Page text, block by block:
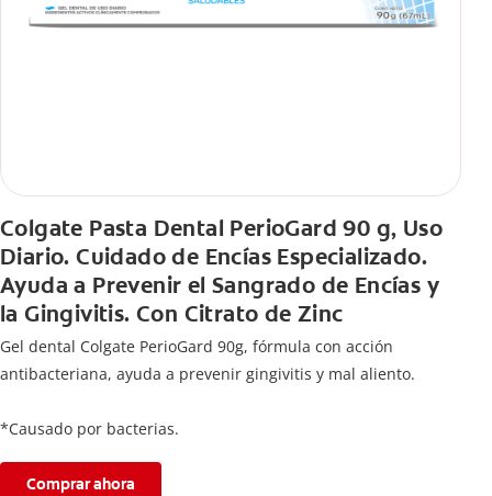
Colgate Pasta Dental PerioGard 90 g, Uso
Diario. Cuidado de Encías Especializado.
Ayuda a Prevenir el Sangrado de Encías y
la Gingivitis. Con Citrato de Zinc
Gel dental Colgate PerioGard 90g, fórmula con acción
antibacteriana, ayuda a prevenir gingivitis y mal aliento.
*Causado por bacterias.
Comprar ahora